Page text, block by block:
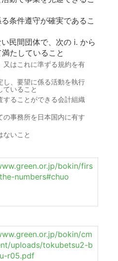
条件遵守が確実であるこ
民間団体で、次の i. から
たしていること
又はこれに準ずる規約を有
し、要望に係る活動を執行
ていること
することができる会計組織
の事務所を日本国内に有す
ないこと
bokin/firs
numbers#chuo
bokin/cm
uploads/tokubetsu2-b
r05.pdf